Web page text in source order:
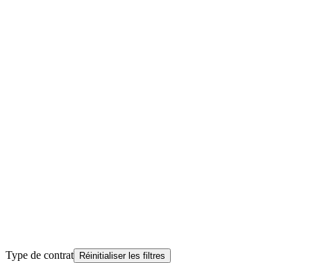
Type de contrat Réinitialiser les filtres